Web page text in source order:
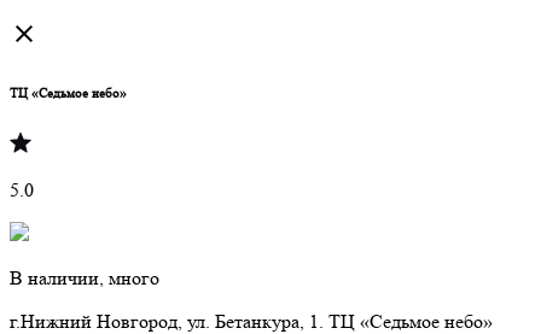
ТЦ «Седьмое небо»
5.0
В наличии, много
г.Нижний Новгород, ул. Бетанкура, 1. ТЦ «Седьмое небо»